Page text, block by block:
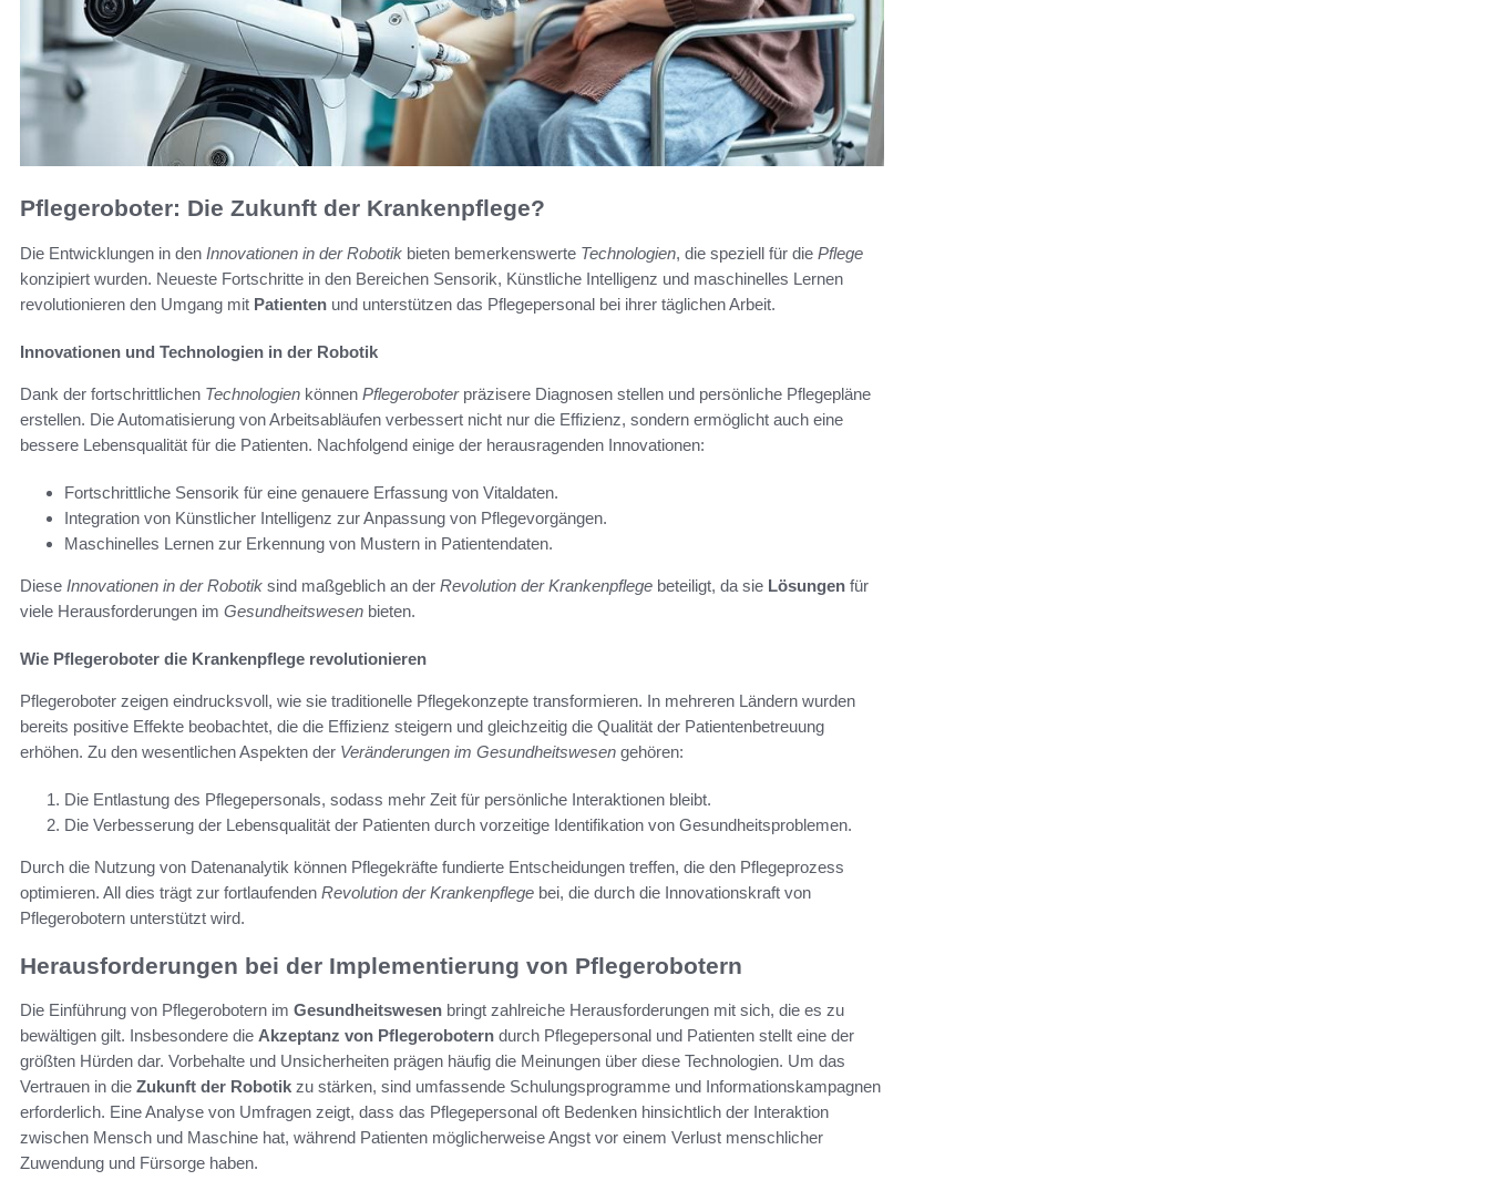
Pflegeroboter: Die Zukunft der Krankenpflege?
Die Entwicklungen in den Innovationen in der Robotik bieten bemerkenswerte Technologien, die speziell für die Pflege
konzipiert wurden. Neueste Fortschritte in den Bereichen Sensorik, Künstliche Intelligenz und maschinelles Lernen
revolutionieren den Umgang mit Patienten und unterstützen das Pflegepersonal bei ihrer täglichen Arbeit.
Innovationen und Technologien in der Robotik
Dank der fortschrittlichen Technologien können Pflegeroboterpräzisere Diagnosen stellen und persönliche Pflegepläne
erstellen. Die Automatisierung von Arbeitsabläufen verbessert nicht nur die Effizienz, sondern ermöglicht auch eine
bessere Lebensqualität für die Patienten. Nachfolgend einige der herausragenden Innovationen:
Fortschrittliche Sensorik für eine genauere Erfassung von Vitaldaten.
Integration von Künstlicher Intelligenz zur Anpassung von Pflegevorgängen.
Maschinelles Lernen zur Erkennung von Mustern in Patientendaten.
Diese Innovationen in der Robotik sind maßgeblich an der Revolution der Krankenpflege beteiligt, da sie Lösungen für
viele Herausforderungen im Gesundheitswesen bieten.
Wie Pflegeroboter die Krankenpflege revolutionieren
Pflegeroboter zeigen eindrucksvoll, wie sie traditionelle Pflegekonzepte transformieren. In mehreren Ländern wurden
bereits positive Effekte beobachtet, die die Effizienz steigern und gleichzeitig die Qualität der Patientenbetreuung
erhöhen. Zu den wesentlichen Aspekten der Veränderungen im Gesundheitswesen gehören:
Die Entlastung des Pflegepersonals, sodass mehr Zeit für persönliche Interaktionen bleibt.
Die Verbesserung der Lebensqualität der Patienten durch vorzeitige Identifikation von Gesundheitsproblemen.
Durch die Nutzung von Datenanalytik können Pflegekräfte fundierte Entscheidungen treffen, die den Pflegeprozess
optimieren. All dies trägt zur fortlaufenden Revolution der Krankenpflege bei, die durch die Innovationskraft von
Pflegerobotern unterstützt wird.
Herausforderungen bei der Implementierung von Pflegerobotern
Die Einführung von Pflegerobotern im Gesundheitswesen bringt zahlreiche Herausforderungen mit sich, die es zu
bewältigen gilt. Insbesondere die Akzeptanz von Pflegerobotern durch Pflegepersonal und Patienten stellt eine der
größten Hürden dar. Vorbehalte und Unsicherheiten prägen häufig die Meinungen über diese Technologien. Um das
Vertrauen in die Zukunft der Robotik zu stärken, sind umfassende Schulungsprogramme und Informationskampagnen
erforderlich. Eine Analyse von Umfragen zeigt, dass das Pflegepersonal oft Bedenken hinsichtlich der Interaktion
zwischen Mensch und Maschine hat, während Patienten möglicherweise Angst vor einem Verlust menschlicher
Zuwendung und Fürsorge haben.